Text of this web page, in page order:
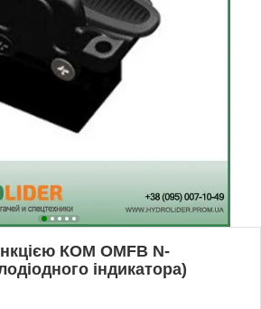
КОМ OMFB N-
індикатора)